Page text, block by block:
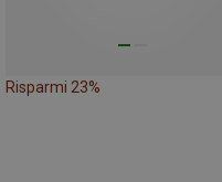
Risparmi 23%